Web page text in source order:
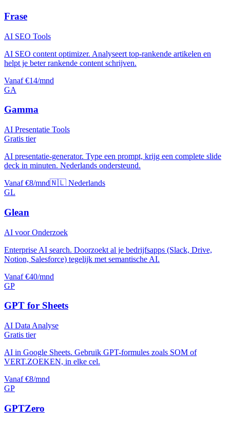
Frase
AI SEO Tools
AI SEO content optimizer. Analyseert top-rankende artikelen en
helpt je beter rankende content schrijven.
Vanaf €14/mnd
GA
Gamma
AI Presentatie Tools
Gratis tier
AI presentatie-generator. Type een prompt, krijg een complete slide
deck in minuten. Nederlands ondersteund.
Vanaf €8/mnd🇳🇱 Nederlands
GL
Glean
AI voor Onderzoek
Enterprise AI search. Doorzoekt al je bedrijfsapps (Slack, Drive,
Notion, Salesforce) tegelijk met semantische AI.
Vanaf €40/mnd
GP
GPT for Sheets
AI Data Analyse
Gratis tier
AI in Google Sheets. Gebruik GPT-formules zoals SOM of
VERT.ZOEKEN, in elke cel.
Vanaf €8/mnd
GP
GPTZero